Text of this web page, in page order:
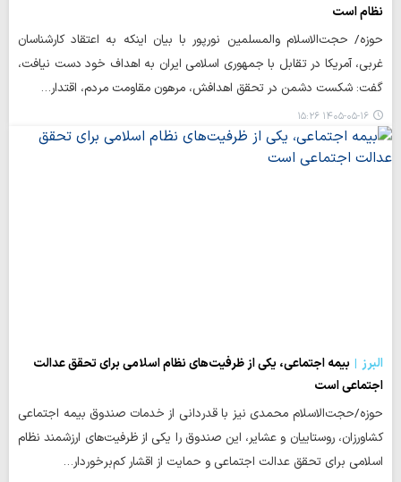
نظام است
حوزه/ حجت‌الاسلام والمسلمین نورپور با بیان اینکه به اعتقاد کارشناسان
غربی، آمریکا در تقابل با جمهوری اسلامی ایران به اهداف خود دست نیافت،
گفت: شکست دشمن در تحقق اهدافش، مرهون مقاومت مردم، اقتدار…
۱۴۰۵-۰۵-۱۶ ۱۵:۲۶
البرز
بیمه اجتماعی، یکی از ظرفیت‌های نظام اسلامی برای تحقق عدالت
اجتماعی است
حوزه/حجت‌الاسلام محمدی نیز با قدردانی از خدمات صندوق بیمه اجتماعی
کشاورزان، روستاییان و عشایر، این صندوق را یکی از ظرفیت‌های ارزشمند نظام
اسلامی برای تحقق عدالت اجتماعی و حمایت از اقشار کم‌برخوردار…